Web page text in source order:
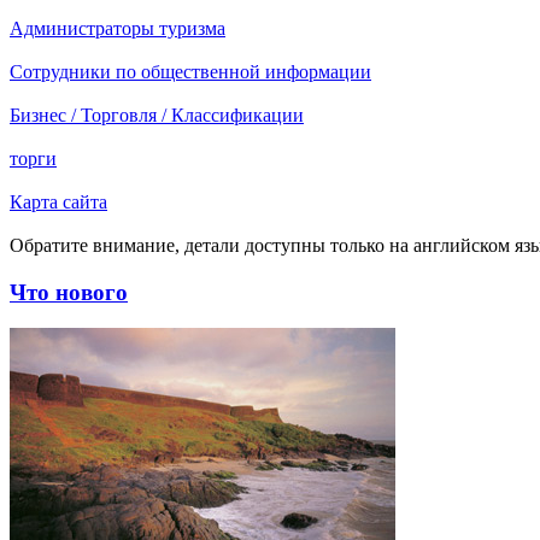
Администраторы туризма
Сотрудники по общественной информации
Бизнес / Торговля / Классификации
торги
Карта сайта
Обратите внимание, детали доступны только на английском
Что нового